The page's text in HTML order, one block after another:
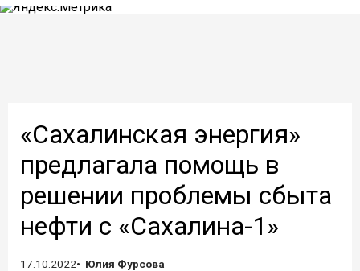
«Сахалинская энергия»
предлагала помощь в
решении проблемы сбыта
нефти с «Сахалина-1»
17.10.2022
Юлия Фурсова